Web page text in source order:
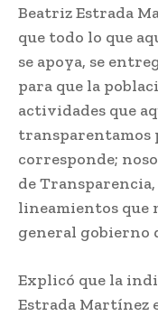
Beatriz Estrada
que todo lo que
se apoya, se
para que la
actividades que
transparentamos
corresponde;
de
lineamientos que
general gobierno
Explicó que la
Estrada Martínez